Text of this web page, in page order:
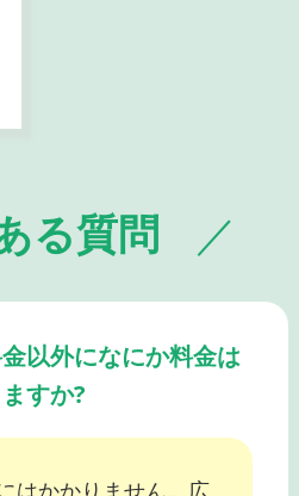
る質問
以外になにか料金は
すか?
はかかりません。広